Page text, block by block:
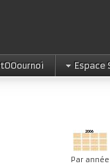
tOOournoi Espace
Par année